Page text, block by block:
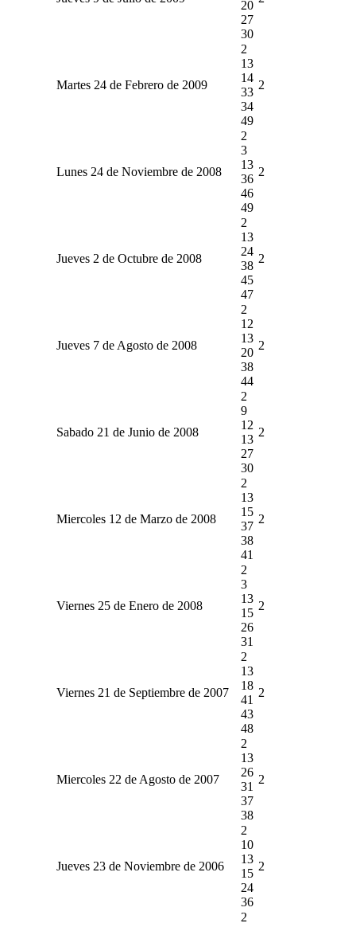
20
27
30
Martes 24 de Febrero de 2009
2
13
14
33
34
49
2
Lunes 24 de Noviembre de 2008
2
3
13
36
46
49
2
Jueves 2 de Octubre de 2008
2
13
24
38
45
47
2
Jueves 7 de Agosto de 2008
2
12
13
20
38
44
2
Sabado 21 de Junio de 2008
2
9
12
13
27
30
2
Miercoles 12 de Marzo de 2008
2
13
15
37
38
41
2
Viernes 25 de Enero de 2008
2
3
13
15
26
31
2
Viernes 21 de Septiembre de 2007
2
13
18
41
43
48
2
Miercoles 22 de Agosto de 2007
2
13
26
31
37
38
2
Jueves 23 de Noviembre de 2006
2
10
13
15
24
36
2
2